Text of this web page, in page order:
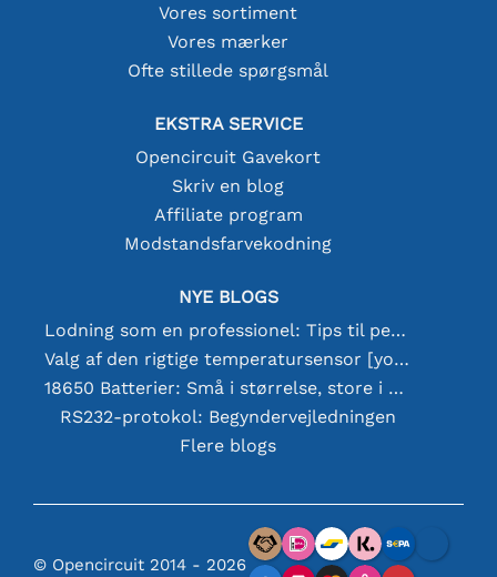
Vores sortiment
Vores mærker
Ofte stillede spørgsmål
EKSTRA SERVICE
Opencircuit Gavekort
Skriv en blog
Affiliate program
Modstandsfarvekodning
NYE BLOGS
Lodning som en professionel: Tips til perfekte elektroniske forbindelser
Valg af den rigtige temperatursensor [youtube]
18650 Batterier: Små i størrelse, store i ydeevne
RS232-protokol: Begyndervejledningen
Flere blogs
© Opencircuit 2014 - 2026